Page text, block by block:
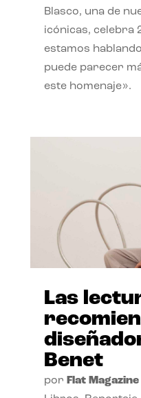
Blasco, una de
icónicas, celebra
estamos
puede parecer
este homenaje».
Las
Benet
por Flat Magazine|